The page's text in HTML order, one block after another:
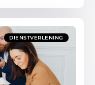
DIENSTVERLENING